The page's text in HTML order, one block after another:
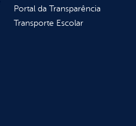
Portal da Transparência
Transporte Escolar